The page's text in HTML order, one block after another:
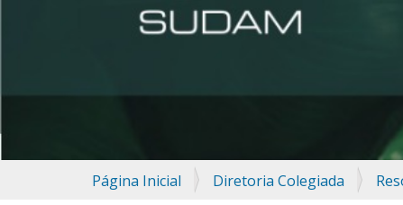
Você
está
Página Inicial Diretoria Colegiada